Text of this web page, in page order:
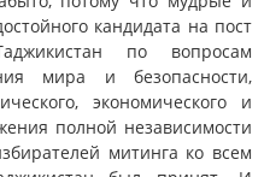
кандидата на пост
по вопросам
мира и безопасности,
экономического и
полной независимости
митинга ко всем